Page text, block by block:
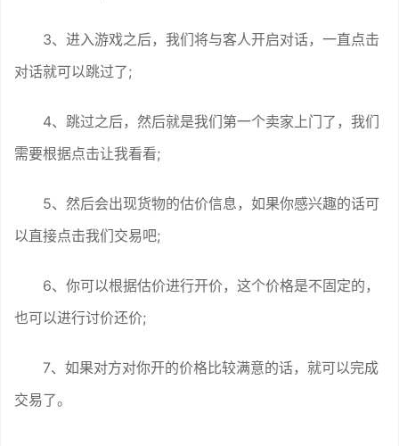
3、进入游戏之后，我们将与客人开启对话，一直点击
对话就可以跳过了;
4、跳过之后，然后就是我们第一个卖家上门了，我们
需要根据点击让我看看;
5、然后会出现货物的估价信息，如果你感兴趣的话可
以直接点击我们交易吧;
6、你可以根据估价进行开价，这个价格是不固定的，
也可以进行讨价还价;
7、如果对方对你开的价格比较满意的话，就可以完成
交易了。